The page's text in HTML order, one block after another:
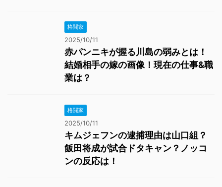
格闘家
2025/10/11
赤パンニキが握る川島の弱みとは！
結婚相手の嫁の画像！現在の仕事&職
業は？
格闘家
2025/10/11
キムジェフンの逮捕理由は山口組？
飯田将成が試合ドタキャン？ノッコ
ンの反応は！